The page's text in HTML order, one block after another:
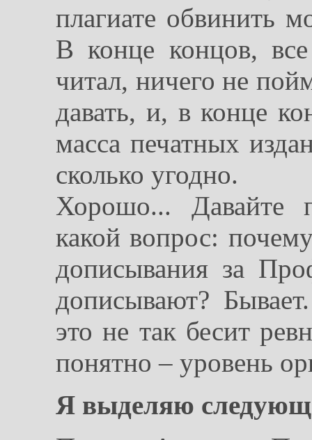
плагиате обвинить
В конце концов,
читал, ничего не
давать, и, в конце
масса печатных
сколько угодно.
Хорошо... Давайте
какой вопрос:
дописывания за
дописывают?
это не так бесит
понятно – уровень
Я выделяю